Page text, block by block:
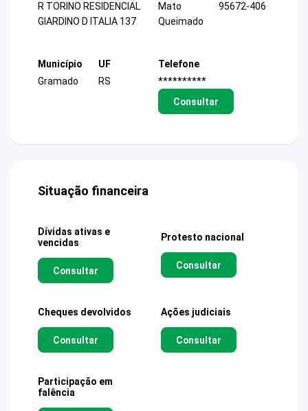
R TORINO RESIDENCIAL
GIARDINO D ITALIA 137
Mato
Queimado
95672-406
Município
Gramado
UF
RS
Telefone
**********
Consultar
Situação financeira
Dívidas ativas e
vencidas
Consultar
Protesto nacional
Consultar
Cheques devolvidos
Consultar
Ações judiciais
Consultar
Participação em
falência